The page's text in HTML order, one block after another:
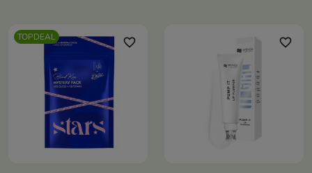
olejek. Zapewnia idealnie
podkreślone, pełniejsze usta z
kokosowym aromatem
zapachem, zapewniając komfort
i przyjemność stosowania
TOPDEAL favorite_border favorite_border